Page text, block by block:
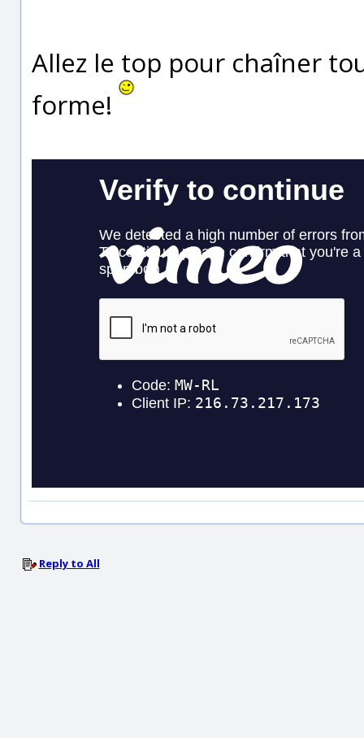
Allez le top pour chaîner
forme!
Reply to All